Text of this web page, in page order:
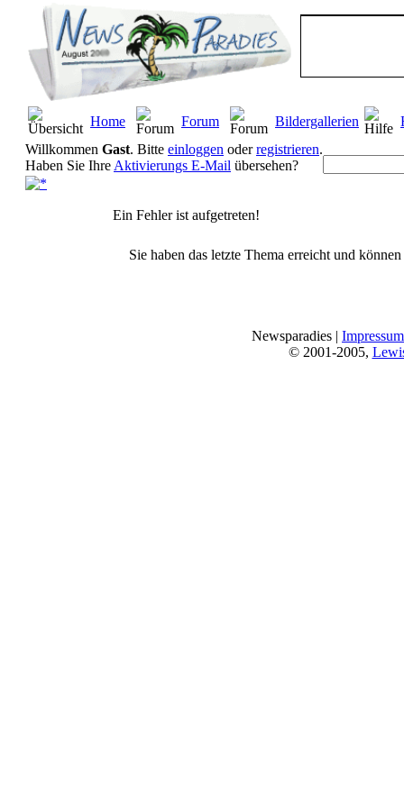
Home Forum Bildergallerien
Willkommen Gast. Bitte einloggen oderregistrieren.
Haben Sie Ihre Aktivierungs E-Mail übersehen?
Ein Fehler ist aufgetreten!
Sie haben das letzte Thema erreicht und
Newsparadies | Impressum
© 2001-2005,